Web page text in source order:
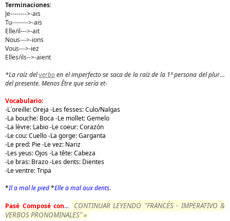
Terminaciones:
Je-------->-ais
Tu-------->-ais
Elle/il--->-ait
Nous--->-ions
Vous--->-iez
Elles/ils-->-aient
*La raíz delverbo en el imperfecto se saca de la raíz de la 1ª persona del plural
del presente. Menos Être que sería et-
Vocabulario:
-L´oreille: Oreja -Les fesses: Culo/Nalgas
-La bouche: Boca -Le mollet: Gemelo
-La lèvre: Labio -Le coeur: Corazón
-Le cou: Cuello -La gorge: Garganta
-Le pred: Pie -Le vez: Nariz
-Les yeus: Ojos -La tête: Cabeza
-Le bras: Brazo -Les dents: Dientes
-Le ventre: Tripa
*Il a mal le pied*Elle a mal aux dents.
Pasé Composé con...
CONTINUAR LEYENDO "FRANCÉS - IMPERATIVO &
VERBOS PRONOMINALES" »